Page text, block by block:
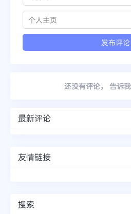
还没有评论， 告诉
最新评论
友情链接
搜索